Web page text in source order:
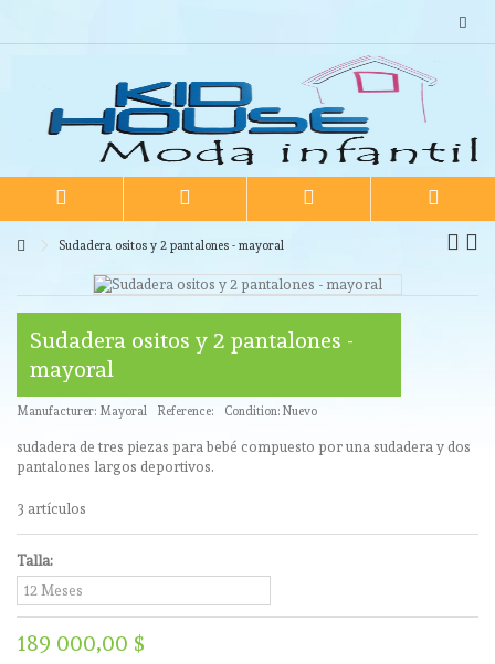
Sudadera ositos y 2 pantalones - mayoral
Sudadera ositos y 2 pantalones -
mayoral
Manufacturer: Mayoral Reference: Condition: Nuevo
sudadera de tres piezas para bebé compuesto por una sudadera y dos
pantalones largos deportivos.
3 artículos
Talla:
189 000,00 $